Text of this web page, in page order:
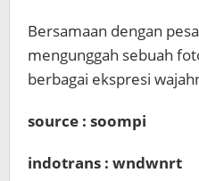
Bersamaan dengan
mengunggah sebuah
berbagai ekspresi
source : soompi
indotrans : wndwnrt